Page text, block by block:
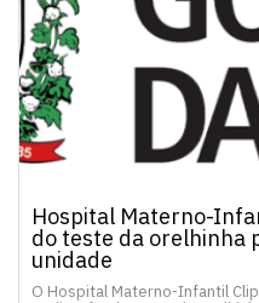
Hospital Materno-
do teste da orelhinha
unidade
O Hospital Materno-Infantil